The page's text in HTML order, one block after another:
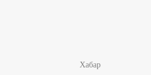
Хабар